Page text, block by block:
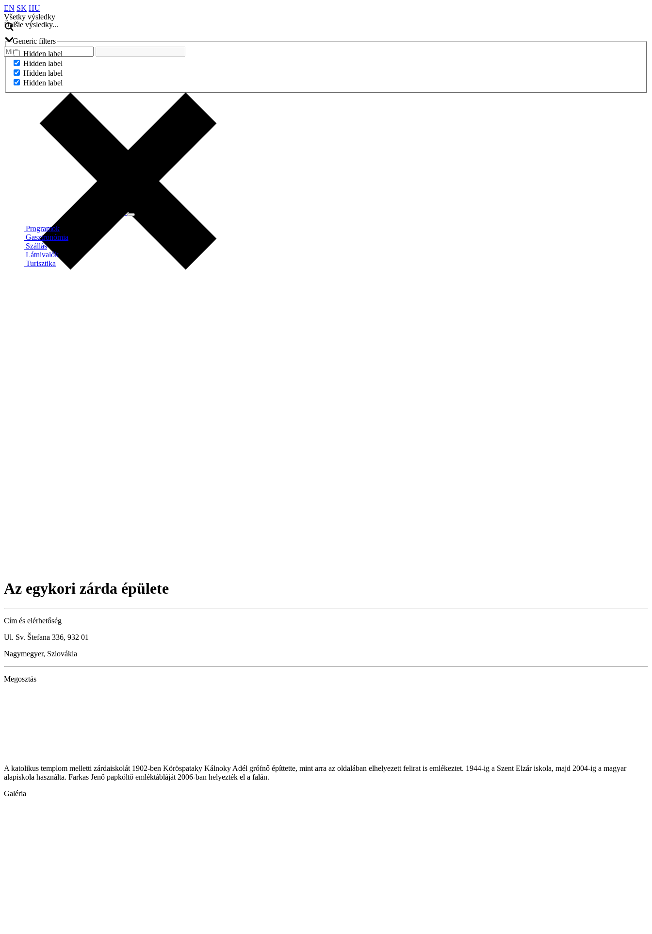
EN SK HU
Všetky výsledky
Ďalšie výsledky...
Generic filters
Hidden label
Hidden label
Hidden label
Hidden label
Programok
Gasztronómia
Szállás
Látnivalók
Turisztika
Az egykori zárda épülete
Cím és elérhetőség
Ul. Sv. Štefana 336, 932 01
Nagymegyer, Szlovákia
Megosztás
A katolikus templom melletti zárdaiskolát 1902-ben Köröspataky Kálnoky Adél grófnő építtette, mint arra az oldalában elhelyezett felirat is emlékeztet. 1944-ig a Szent Elzár iskola, majd 2004-ig a magyar
alapiskola használta. Farkas Jenő papköltő emléktábláját 2006-ban helyezték el a falán.
Galéria